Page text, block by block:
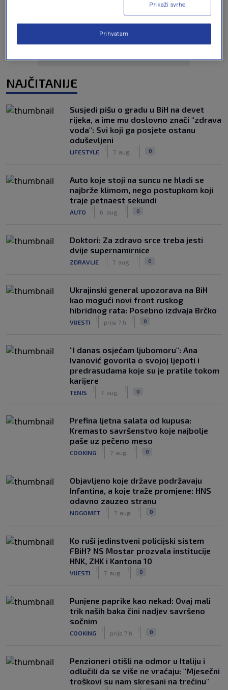
NAJČITANIJE
Susjedi pišu o gradu u BiH na devet
rijeka, a ime mu doslovno znači "zdrava
voda": Svi koji ga posjete ostanu
oduševljeni
LIFESTYLE 7. aug. 0
Auto koje stoji na suncu ne hladi se
najbrže klimom, nego postupkom koji
traje petnaest sekundi
AUTO 6. aug. 0
Doktori: Za zdravo srce treba jesti
dvije supernamirnice
ZDRAVLJE 7. aug. 0
Ukrajinski general upozorava na BiH
kao mogući novi front ruskog
hibridnog rata: Posebno izdvaja Brčko
VIJESTI prije 7 h 0
"I danas osjećam ljubomoru": Ana
Ivanović govorila o svojoj ljepoti i
predrasudama koje su je pratile tokom
karijere
TENIS 7. aug. 0
Prefina ljetna salata od kupusa:
Kremasto savršenstvo koje najbolje
paše uz pečeno meso
COOKING 7. aug. 0
Objavljeno koje države podržavaju
Infantina, a koje traže promjene: HNS
odavno zauzeo stranu
NOGOMET 7. aug. 0
Ko ruši jedinstveni policijski sistem
FBiH? NS Mostar prozvala institucije
HNK, ZHK i Kantona 10
VIJESTI 7. aug. 0
Punjene paprike kao nekad: Ovaj mali
trik naših baka čini nadjev savršeno
sočnim
COOKING prije 7 h 0
Penzioneri otišli na odmor u Italiju i
odlučili da se više ne vraćaju: "Mjesečni
troškovi su nam skresani na trećinu"
Prikaži svrhe
Prihvatam